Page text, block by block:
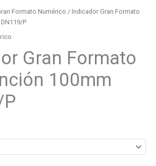
Formato Numérico / Indicador Gran Formato
P
Gran Formato
100mm